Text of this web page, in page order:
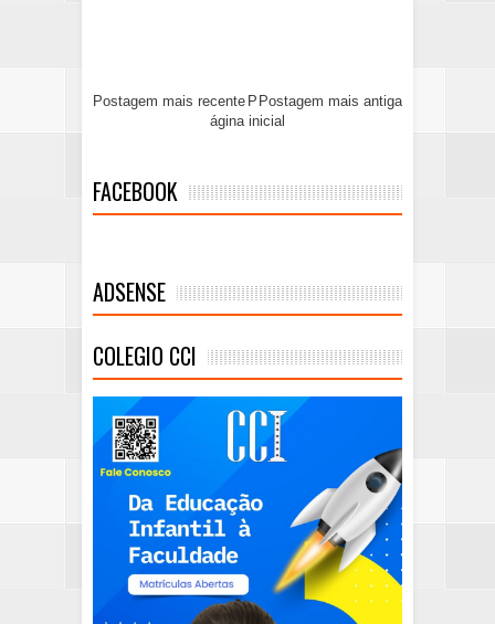
Postagem mais recente Postagem mais antiga
P
ágina inicial
FACEBOOK
ADSENSE
COLEGIO CCI